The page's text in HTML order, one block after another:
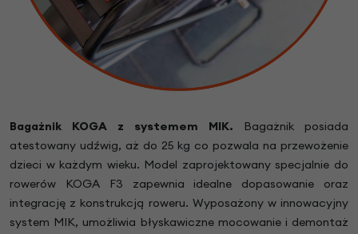
Bagażnik KOGA z systemem MIK. Bagażnik posiada
atestowany udźwig, aż do 25 kg co pozwala na przewożenie
dzieci w każdym wieku. Model zaprojektowany specjalnie do
rowerów KOGA F3 zapewnia idealne dopasowanie oraz
integrację z konstrukcją roweru. Wyposażony w innowacyjny
system MIK, umożliwia błyskawiczne mocowanie i demontaż